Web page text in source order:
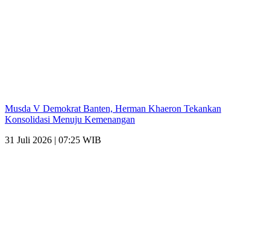
Musda V Demokrat Banten, Herman Khaeron Tekankan
Konsolidasi Menuju Kemenangan
31 Juli 2026 | 07:25 WIB